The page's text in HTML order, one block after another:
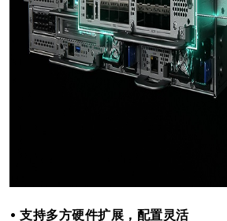
• 支持多方硬件扩展，配置灵活